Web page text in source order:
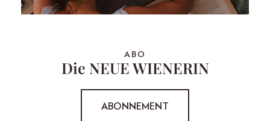
ABO
Die NEUE WIENERIN
ABONNEMENT